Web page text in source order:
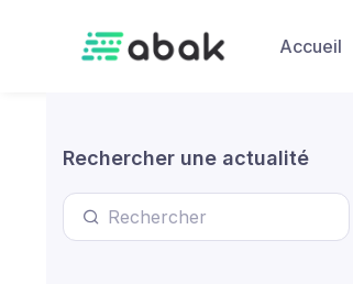
Accueil
Rechercher une actualité